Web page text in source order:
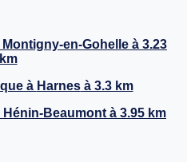
Montigny-en-Gohelle à 3.23
km
à Harnesà 3.3 km
Hénin-Beaumont à 3.95 km